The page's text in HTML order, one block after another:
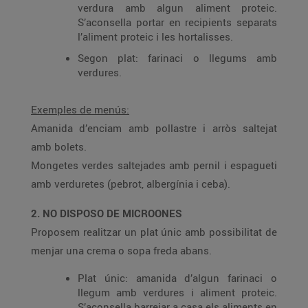
verdura amb algun aliment proteic.
S’aconsella portar en recipients separats
l’aliment proteic i les hortalisses.
Segon plat: farinaci o llegums amb
verdures.
Exemples de menús:
Amanida d’enciam amb pollastre i arròs saltejat
amb bolets.
Mongetes verdes saltejades amb pernil i espagueti
amb verduretes (pebrot, albergínia i ceba).
2. NO DISPOSO DE MICROONES
Proposem realitzar un plat únic amb possibilitat de
menjar una crema o sopa freda abans.
Plat únic: amanida d’algun farinaci o
llegum amb verdures i aliment proteic.